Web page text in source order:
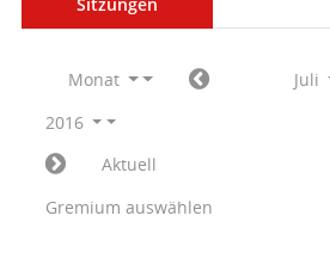
Monat
Juli
2016
Aktuell
Gremium auswählen